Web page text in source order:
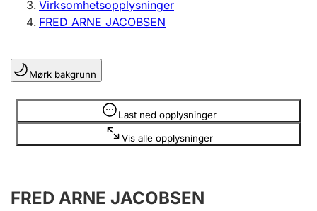
Enkeltpersonforetak
Registrere, endre, slette
Lag og forening
Registrere, endre, slette
Virksomhetsopplysninger
FRED ARNE JACOBSEN
Mørk bakgrunn
Last ned opplysninger
Vis alle opplysninger
Opplysninger er skjult
FRED ARNE JACOBSEN